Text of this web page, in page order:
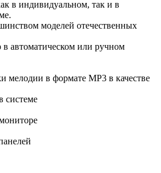
в индивидуальном, так и в
моделей отечественных
автоматическом или ручном
мелодии в формате MP3 в качестве
системе